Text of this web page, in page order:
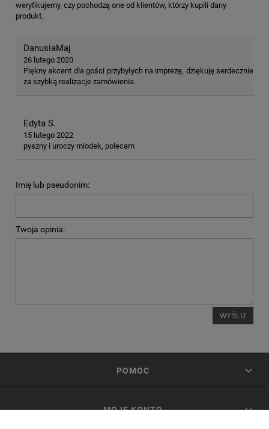
weryfikujemy, czy pochodzą one od klientów, którzy kupili dany
produkt.
DanusiaMaj
26 lutego 2020
Piękny akcent dla gości przybyłych na imprezę, dziękuję serdecznie
za szybką realizacje zamówienia.
Edyta S.
15 lutego 2022
pyszny i uroczy miodek, polecam
Imię lub pseudonim:
Twoja opinia:
WYŚLIJ
POMOC
MOJE KONTO